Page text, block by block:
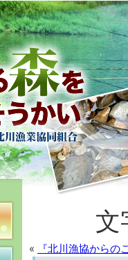
文
« 『北川漁協からの